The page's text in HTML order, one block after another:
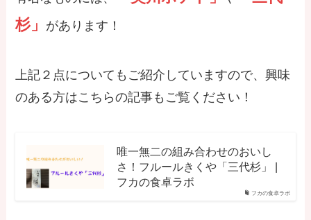
杉」
があります！
上記２点についてもご紹介していますので、興味
のある方はこちらの記事もご覧ください！
フカの食卓ラボ
唯一無二の組み合わせのおいし
さ！フルールきくや「三代杉」 |
フカの食卓ラボ